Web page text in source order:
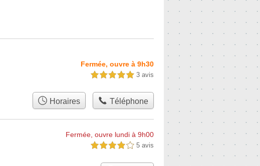
Fermée, ouvre à 9h30
5,0 étoiles sur 5 3 avis
Horaires Téléphone
Fermée, ouvre lundi à 9h00
4,0 étoiles sur 5 5 avis